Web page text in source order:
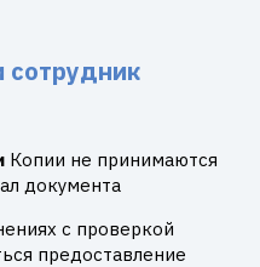
сотрудник
Копии не принимаются
документа
с проверкой
предоставление